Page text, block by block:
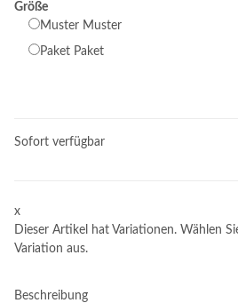
Größe
Muster Muster
Paket Paket
Sofort verfügbar
x
Dieser Artikel hat Variationen. Wählen
Variation aus.
Beschreibung